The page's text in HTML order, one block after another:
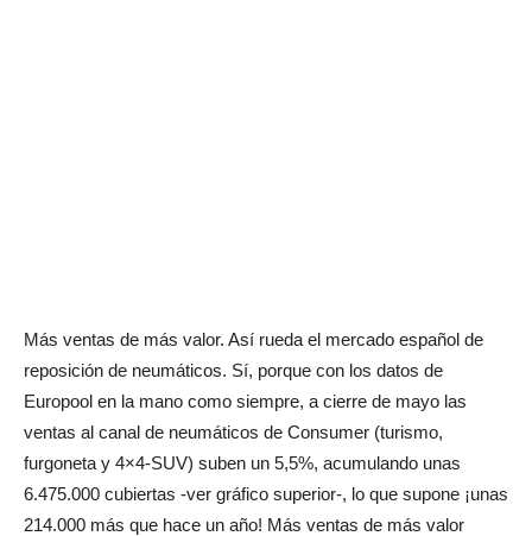
Más ventas de más valor. Así rueda el mercado español de
reposición de neumáticos. Sí, porque con los datos de
Europool en la mano como siempre, a cierre de mayo las
ventas al canal de neumáticos de Consumer (turismo,
furgoneta y 4×4-SUV) suben un 5,5%, acumulando unas
6.475.000 cubiertas -ver gráfico superior-, lo que supone ¡unas
214.000 más que hace un año! Más ventas de más valor